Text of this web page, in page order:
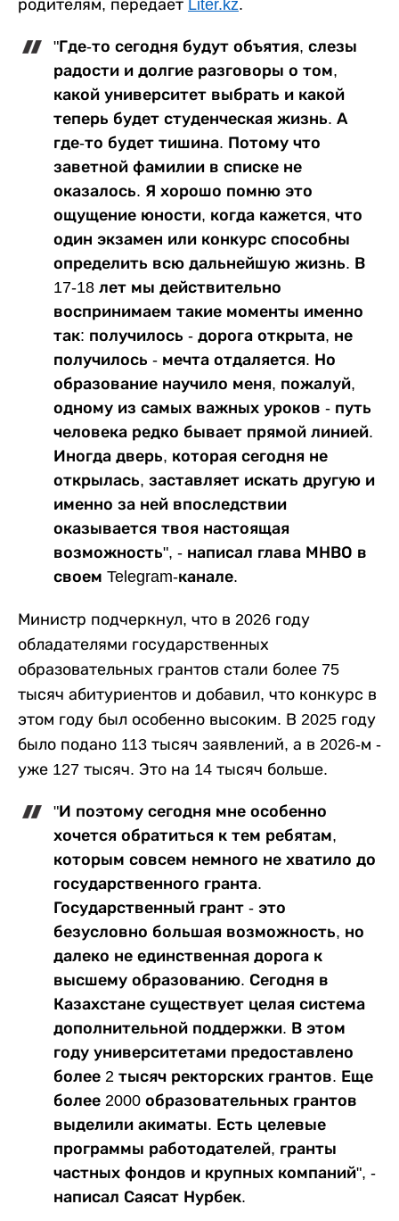
родителям, передает Liter.kz.
"Где-то сегодня будут объятия, слезы
радости и долгие разговоры о том,
какой университет выбрать и какой
теперь будет студенческая жизнь. А
где-то будет тишина. Потому что
заветной фамилии в списке не
оказалось. Я хорошо помню это
ощущение юности, когда кажется, что
один экзамен или конкурс способны
определить всю дальнейшую жизнь. В
17-18 лет мы действительно
воспринимаем такие моменты именно
так: получилось - дорога открыта, не
получилось - мечта отдаляется. Но
образование научило меня, пожалуй,
одному из самых важных уроков - путь
человека редко бывает прямой линией.
Иногда дверь, которая сегодня не
открылась, заставляет искать другую и
именно за ней впоследствии
оказывается твоя настоящая
возможность", - написал глава МНВО в
своем Telegram-канале.
Министр подчеркнул, что в 2026 году
обладателями государственных
образовательных грантов стали более 75
тысяч абитуриентов и добавил, что конкурс в
этом году был особенно высоким. В 2025 году
было подано 113 тысяч заявлений, а в 2026-м -
уже 127 тысяч. Это на 14 тысяч больше.
"И поэтому сегодня мне особенно
хочется обратиться к тем ребятам,
которым совсем немного не хватило до
государственного гранта.
Государственный грант - это
безусловно большая возможность, но
далеко не единственная дорога к
высшему образованию. Сегодня в
Казахстане существует целая система
дополнительной поддержки. В этом
году университетами предоставлено
более 2 тысяч ректорских грантов. Еще
более 2000 образовательных грантов
выделили акиматы. Есть целевые
программы работодателей, гранты
частных фондов и крупных компаний", -
написал Саясат Нурбек.